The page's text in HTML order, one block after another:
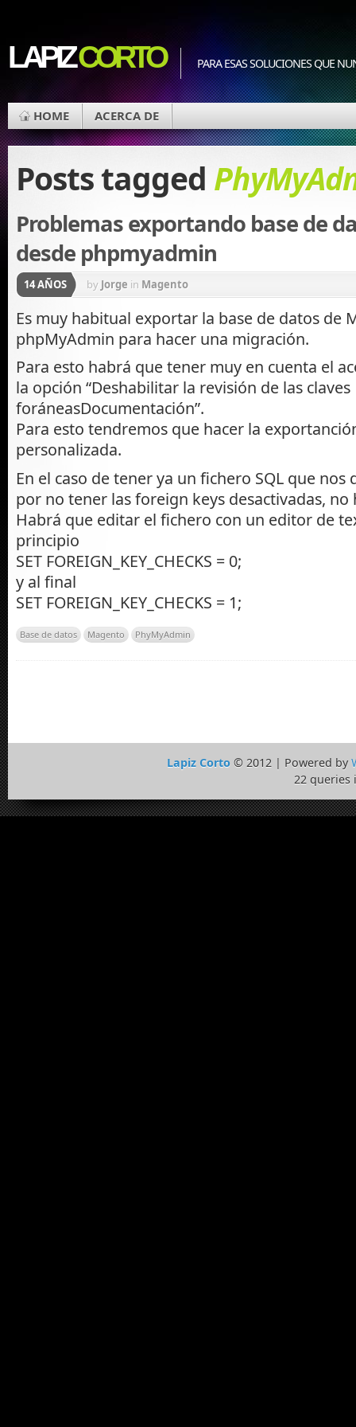
LAPIZCORTO PARA ESAS SOLUCIONES QUE
HOME ACERCA DE
Posts tagged
Problemas exportando base de
desde phpmyadmin
14 AÑOS by Jorge in Magento
Es muy habitual exportar la base de datos de
phpMyAdmin para hacer una migración.
Para esto habrá que tener muy en cuenta el
la opción “Deshabilitar la revisión de las claves
foráneasDocumentación”.
Para esto tendremos que hacer la
personalizada.
En el caso de tener ya un fichero SQL que
por no tener las foreign keys desactivadas, no
Habrá que editar el fichero con un editor de
principio
SET FOREIGN_KEY_CHECKS = 0;
y al final
SET FOREIGN_KEY_CHECKS = 1;
Base de datos Magento PhyMyAdmin
Lapiz Corto© 2012 | Powered by
22 queries